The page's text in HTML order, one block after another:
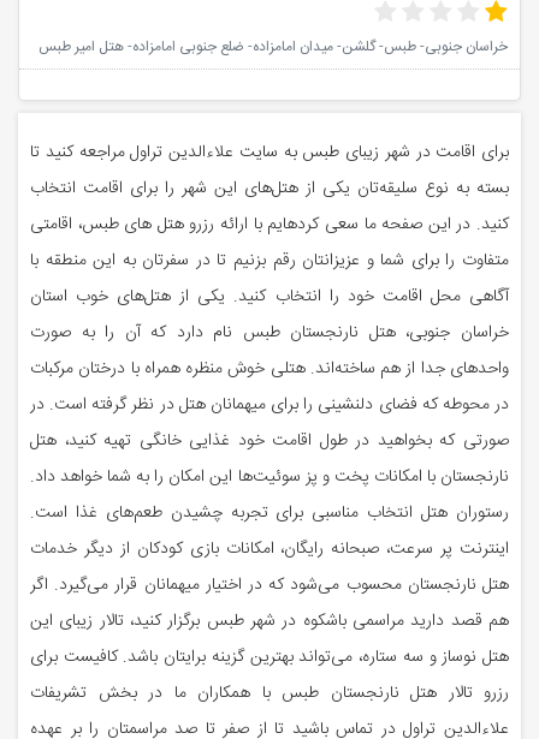
خراسان جنوبی- طبس- گلشن- میدان امامزاده- ضلع جنوبی امامزاده- هتل امیر طبس
برای اقامت در شهر زیبای طبس به سایت علاءالدین تراول مراجعه کنید تا
بسته به نوع سلیقه‌تان یکی از هتل‌های این شهر را برای اقامت انتخاب
کنید. در این صفحه ما سعی کرده‎ایم با ارائه رزرو هتل های طبس، اقامتی
متفاوت را برای شما و عزیزانتان رقم بزنیم تا در سفرتان به این منطقه با
آگاهی محل اقامت خود را انتخاب کنید. یکی از هتل‌های خوب استان
خراسان جنوبی، هتل نارنجستان طبس نام دارد که آن را به صورت
واحدهای جدا از هم ساخته‌اند. هتلی خوش منظره همراه با درختان مرکبات
در محوطه که فضای دلنشینی را برای میهمانان هتل در نظر گرفته است. در
صورتی که بخواهید در طول اقامت خود غذایی خانگی تهیه کنید، هتل
نارنجستان با امکانات پخت و پز سوئیت‌ها این امکان را به شما خواهد داد.
رستوران هتل انتخاب مناسبی برای تجربه چشیدن طعم‌های غذا است.
اینترنت پر سرعت، صبحانه رایگان، امکانات بازی کودکان از دیگر خدمات
هتل نارنجستان محسوب می‌شود که در اختیار میهمانان قرار می‌گیرد. اگر
هم قصد دارید مراسمی باشکوه در شهر طبس برگزار کنید، تالار زیبای این
هتل نوساز و سه ستاره، می‌تواند بهترین گزینه برایتان باشد. کافیست برای
رزرو تالار هتل نارنجستان طبس با همکاران ما در بخش تشریفات
علاءالدین تراول در تماس باشید تا از صفر تا صد مراسمتان را بر عهده